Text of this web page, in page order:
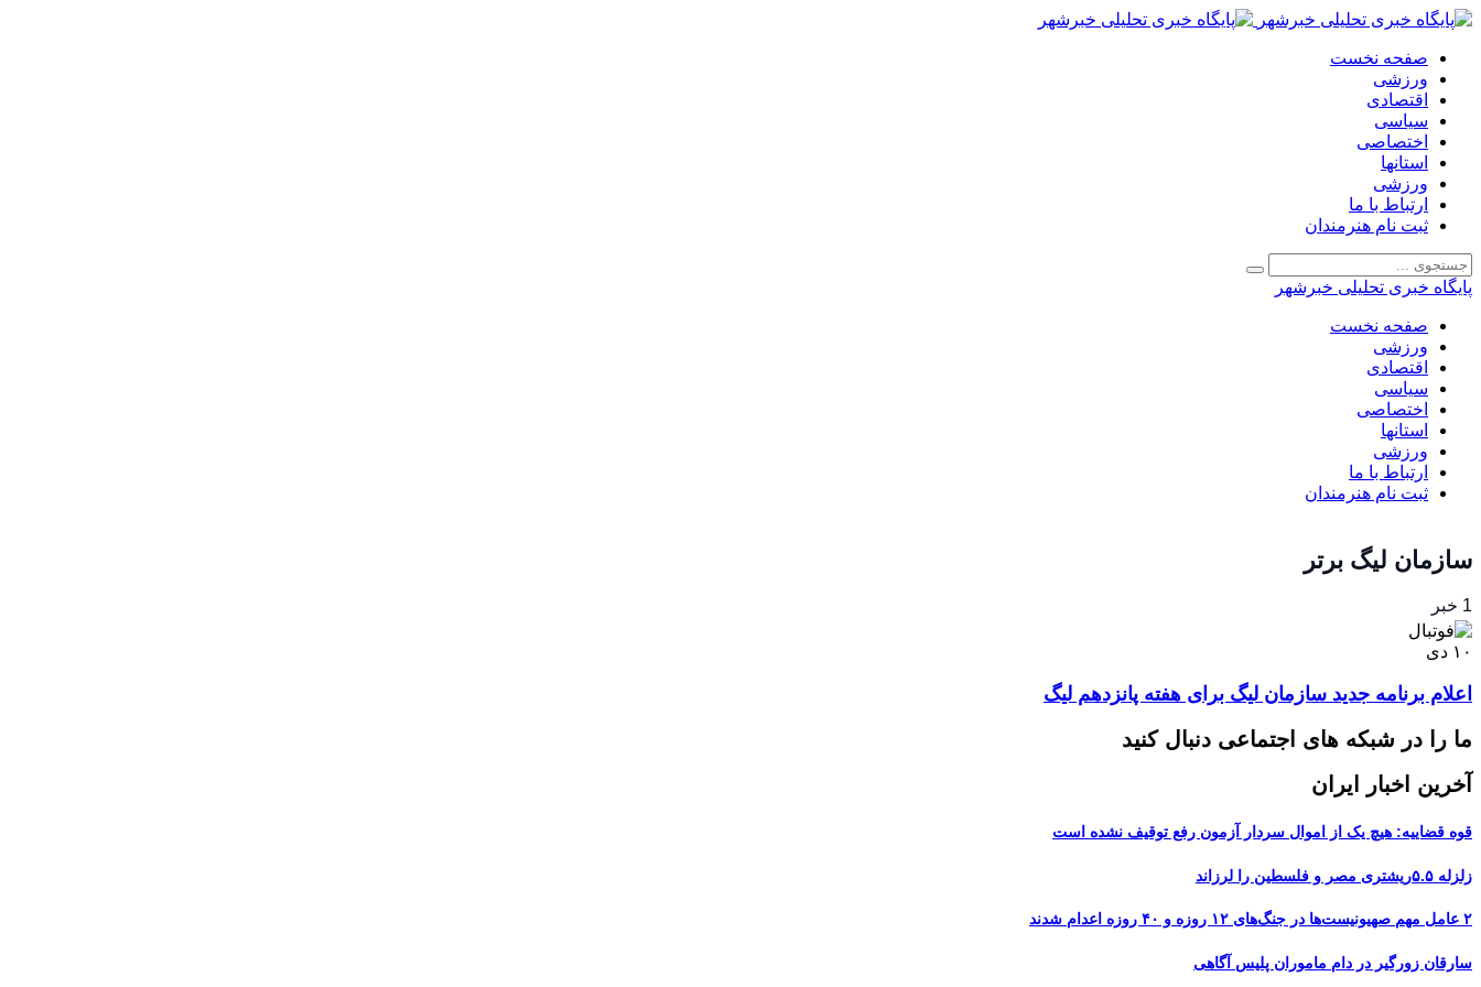
صفحه نخست
ورزشی
اقتصادی
سیاسی
اختصاصی
استانها
ورزشی
ارتباط با ما
ثبت نام هنرمندان
پایگاه خبری تحلیلی خبرشهر
صفحه نخست
ورزشی
اقتصادی
سیاسی
اختصاصی
استانها
ورزشی
ارتباط با ما
ثبت نام هنرمندان
سازمان لیگ برتر
1 خبر
۱۰ دی
اعلام برنامه جدید سازمان لیگ برای هفته پانزدهم لیگ
ما را در شبکه های اجتماعی دنبال کنید
آخرین اخبار ایران
قوه قضاییه: هیچ یک از اموال سردار آزمون رفع توقیف نشده است
زلزله ۵.۵ریشتری مصر و فلسطین را لرزاند
۲ عامل مهم صهیونیست‌ها در جنگ‌های ۱۲ روزه و ۴۰ روزه اعدام شدند
سارقان زورگیر در دام ماموران پلیس آگاهی